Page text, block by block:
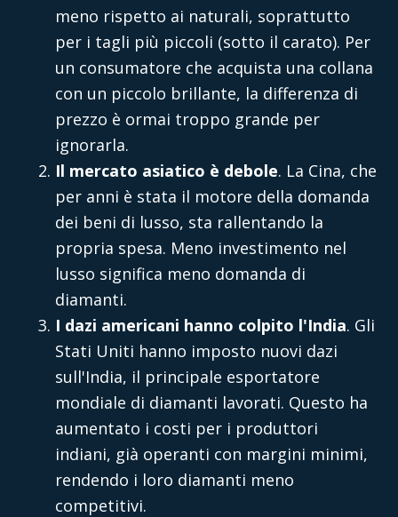
meno rispetto ai naturali, soprattutto
per i tagli più piccoli (sotto il carato). Per
un consumatore che acquista una collana
con un piccolo brillante, la differenza di
prezzo è ormai troppo grande per
ignorarla.
Il mercato asiatico è debole. La Cina, che
per anni è stata il motore della domanda
dei beni di lusso, sta rallentando la
propria spesa. Meno investimento nel
lusso significa meno domanda di
diamanti.
I dazi americani hanno colpito l'India. Gli
Stati Uniti hanno imposto nuovi dazi
sull'India, il principale esportatore
mondiale di diamanti lavorati. Questo ha
aumentato i costi per i produttori
indiani, già operanti con margini minimi,
rendendo i loro diamanti meno
competitivi.